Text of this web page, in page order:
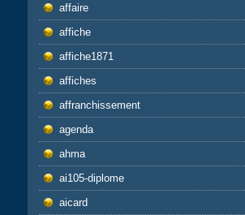
affaire
affiche
affiche1871
affiches
affranchissement
agenda
ahma
ai105-diplome
aicard